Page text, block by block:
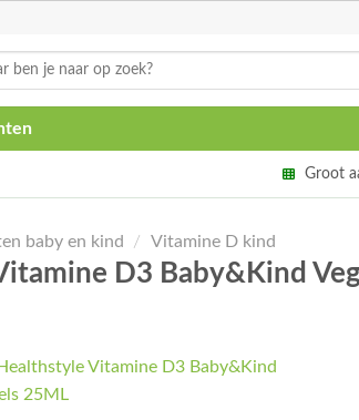
Groot
baby en kind / Vitamine D kind
D3 Baby&Kind